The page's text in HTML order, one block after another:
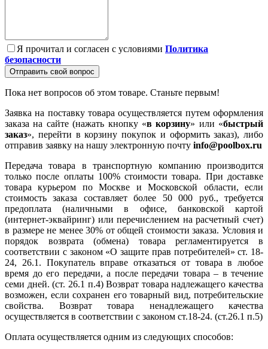
Я прочитал и согласен с условиями Политика
безопасности
Отправить свой вопрос
Пока нет вопросов об этом товаре. Станьте первым!
Заявка на поставку товара осуществляется путем оформления
заказа на сайте (нажать кнопку «в корзину» или «быстрый
заказ», перейти в корзину покупок и оформить заказ), либо
отправив заявку на нашу электронную почту info@poolbox.ru
Передача товара в транспортную компанию производится
только после оплаты 100% стоимости товара. При доставке
товара курьером по Москве и Московской области, если
стоимость заказа составляет более 50 000 руб., требуется
предоплата (наличными в офисе, банковской картой
(интернет-эквайринг) или перечислением на расчетный счет)
в размере не менее 30% от общей стоимости заказа. Условия и
порядок возврата (обмена) товара регламентируется в
соответствии с законом «О защите прав потребителей» ст. 18-
24, 26.1. Покупатель вправе отказаться от товара в любое
время до его передачи, а после передачи товара – в течение
семи дней. (ст. 26.1 п.4) Возврат товара надлежащего качества
возможен, если сохранен его товарный вид, потребительские
свойства. Возврат товара ненадлежащего качества
осуществляется в соответствии с законом ст.18-24. (ст.26.1 п.5)
Оплата осуществляется одним из следующих способов: